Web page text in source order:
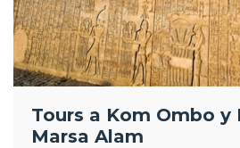
Tours a Kom Ombo y
Marsa Alam